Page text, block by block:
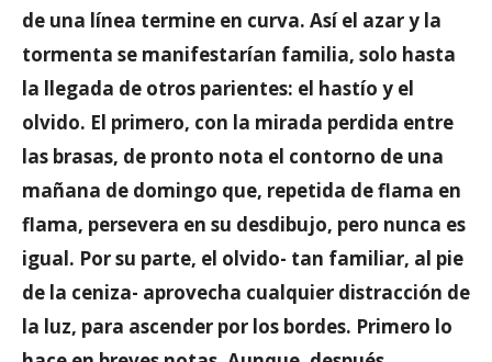
de una línea termine en curva. Así el azar y la
tormenta se manifestarían familia, solo hasta
la llegada de otros parientes: el hastío y el
olvido. El primero, con la mirada perdida entre
las brasas, de pronto nota el contorno de una
mañana de domingo que, repetida de flama en
flama, persevera en su desdibujo, pero nunca es
igual. Por su parte, el olvido- tan familiar, al pie
de la ceniza- aprovecha cualquier distracción de
la luz, para ascender por los bordes. Primero lo